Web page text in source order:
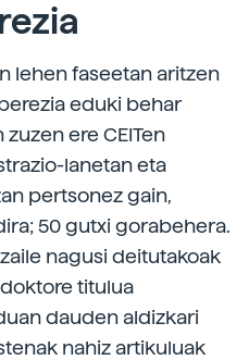
lehen faseetan aritzen
eduki behar
ere CEITen
lanetan eta
pertsonez gain,
50 gutxi gorabehera.
nagusi deitutakoak
titulua
dauden aldizkari
nahiz artikuluak